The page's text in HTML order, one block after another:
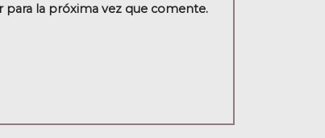
la próxima vez que comente.